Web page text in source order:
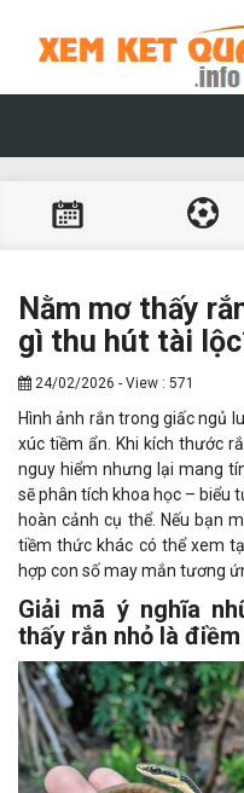
Nằm mơ thấy
gì thu hút tài
24/02/2026 - View : 571
Hình ảnh rắn trong giấc ngủ
xúc tiềm ẩn. Khi kích thước
nguy hiểm nhưng lại mang
sẽ phân tích khoa học – biểu
hoàn cảnh cụ thể. Nếu bạn
tiềm thức khác có thể xem
hợp con số may mắn tương
Giải mã ý nghĩa
thấy rắn nhỏ là